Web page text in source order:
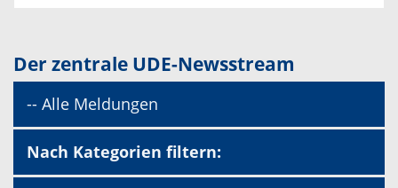
Der zentrale UDE-Newsstream
-- Alle Meldungen
Nach Kategorien filtern: